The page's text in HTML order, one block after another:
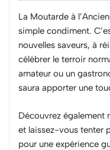
La Moutarde à
simple condiment.
nouvelles saveurs, à
célébrer le terroir
amateur ou un
saura apporter une
Découvrez également
et laissez-vous tenter
pour une expérience